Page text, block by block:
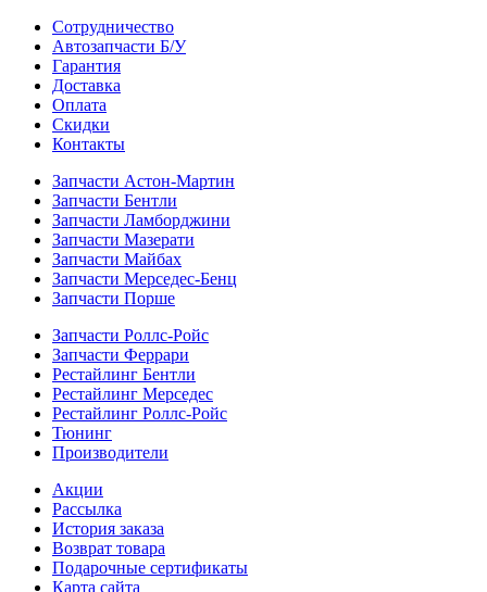
Сотрудничество
Автозапчасти Б/У
Гарантия
Доставка
Оплата
Скидки
Контакты
Запчасти Астон-Мартин
Запчасти Бентли
Запчасти Ламборджини
Запчасти Мазерати
Запчасти Майбах
Запчасти Мерседес-Бенц
Запчасти Порше
Запчасти Роллс-Ройс
Запчасти Феррари
Рестайлинг Бентли
Рестайлинг Мерседес
Рестайлинг Роллс-Ройс
Тюнинг
Производители
Акции
Рассылка
История заказа
Возврат товара
Подарочные сертификаты
Карта сайта